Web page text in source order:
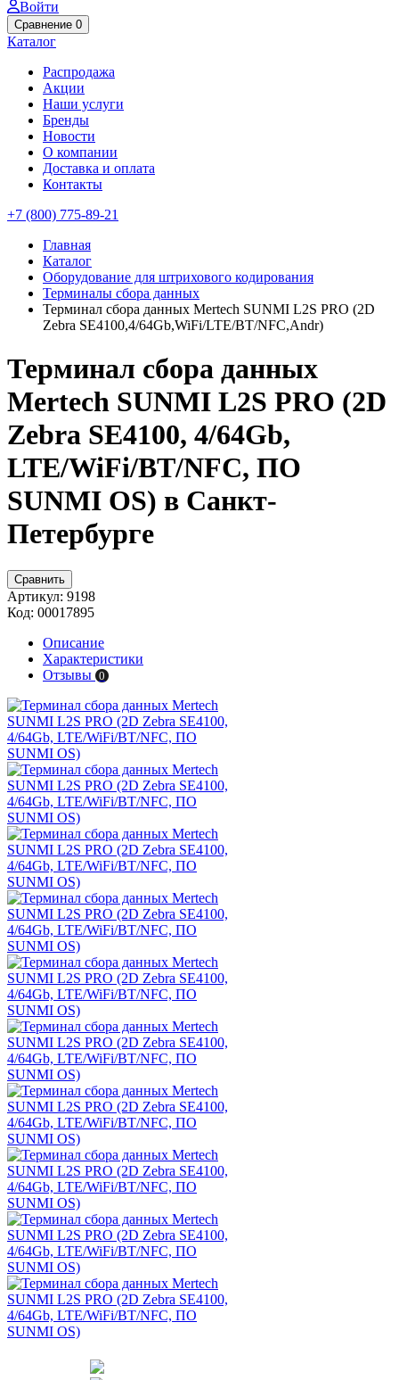
Войти
Сравнение 0
Каталог
Распродажа
Акции
Наши услуги
Бренды
Новости
О компании
Доставка и оплата
Контакты
+7 (800) 775-89-21
Главная
Каталог
Оборудование для штрихового кодирования
Терминалы сбора данных
Терминал сбора данных Mertech SUNMI L2S PRO (2D
Zebra SE4100,4/64Gb,WiFi/LTE/BT/NFC,Andr)
Терминал сбора данных
Mertech SUNMI L2S PRO (2D
Zebra SE4100, 4/64Gb,
LTE/WiFi/BT/NFC, ПО
SUNMI OS) в Санкт-
Петербурге
Сравнить
Артикул: 9198
Код: 00017895
Описание
Характеристики
Отзывы 0